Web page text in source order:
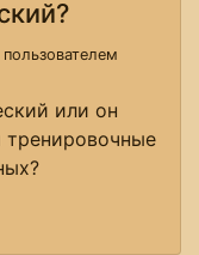
или он